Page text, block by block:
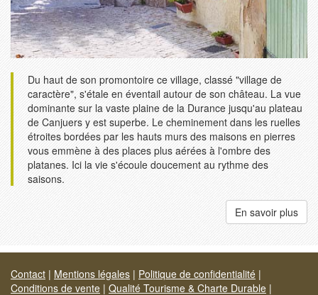
Du haut de son promontoire ce village, classé "village de
caractère", s'étale en éventail autour de son château. La vue
dominante sur la vaste plaine de la Durance jusqu'au plateau
de Canjuers y est superbe. Le cheminement dans les ruelles
étroites bordées par les hauts murs des maisons en pierres
vous emmène à des places plus aérées à l'ombre des
platanes. Ici la vie s'écoule doucement au rythme des
saisons.
En savoir plus
Contact | Mentions légales | Politique de confidentialité |
Conditions de vente | Qualité Tourisme & Charte Durable |